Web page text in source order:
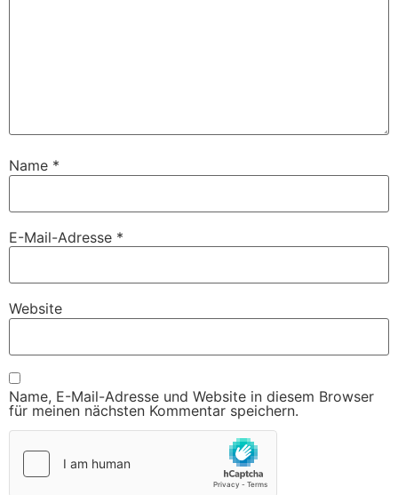
Name *
E-Mail-Adresse *
Website
Name, E-Mail-Adresse und Website in diesem Browser
für meinen nächsten Kommentar speichern.